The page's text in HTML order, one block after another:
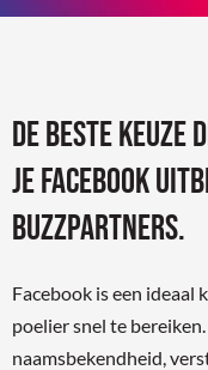
de beste keuze
je FACEBOOK
buzzpartners.
Facebook is een ideaal
poelier snel te
naamsbekendheid,